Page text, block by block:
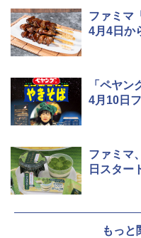
ファミマ
4月4日か
「ペヤン
4月10日
ファミマ
日スター
もっと